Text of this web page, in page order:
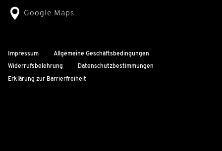
Google Maps
Impressum Allgemeine Geschäftsbedingungen
Widerrufsbelehrung Datenschutzbestimmungen
Erklärung zur Barrierfreiheit